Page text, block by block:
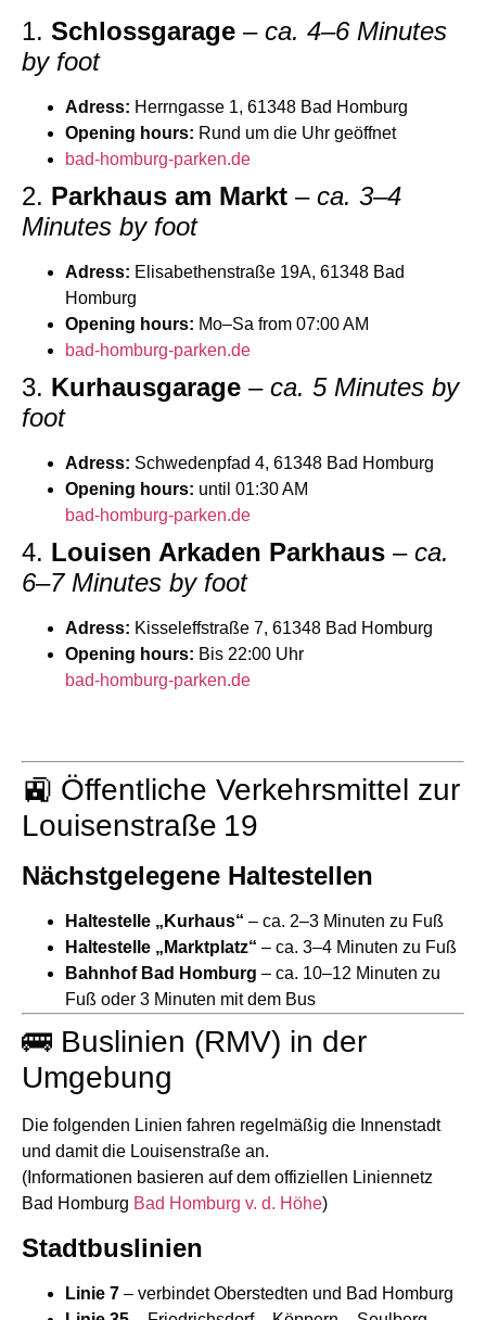
1. Schlossgarage – ca. 4–6 Minutes
by foot
Adress: Herrngasse 1, 61348 Bad Homburg
Opening hours: Rund um die Uhr geöffnet
bad-homburg-parken.de
2. Parkhaus am Markt – ca. 3–4
Minutes by foot
Adress: Elisabethenstraße 19A, 61348 Bad
Homburg
Opening hours: Mo–Sa from 07:00 AM
bad-homburg-parken.de
3. Kurhausgarage – ca. 5 Minutes by
foot
Adress: Schwedenpfad 4, 61348 Bad Homburg
Opening hours: until 01:30 AM
bad-homburg-parken.de
4. Louisen Arkaden Parkhaus – ca.
6–7 Minutes by foot
Adress: Kisseleffstraße 7, 61348 Bad Homburg
Opening hours: Bis 22:00 Uhr
bad-homburg-parken.de
🚉 Öffentliche Verkehrsmittel zur
Louisenstraße 19
Nächstgelegene Haltestellen
Haltestelle „Kurhaus“ – ca. 2–3 Minuten zu Fuß
Haltestelle „Marktplatz“ – ca. 3–4 Minuten zu Fuß
Bahnhof Bad Homburg – ca. 10–12 Minuten zu
Fuß oder 3 Minuten mit dem Bus
🚌 Buslinien (RMV) in der
Umgebung
Die folgenden Linien fahren regelmäßig die Innenstadt
und damit die Louisenstraße an.
(Informationen basieren auf dem offiziellen Liniennetz
Bad Homburg Bad Homburg v. d. Höhe)
Stadtbuslinien
Linie 7 – verbindet Oberstedten und Bad Homburg